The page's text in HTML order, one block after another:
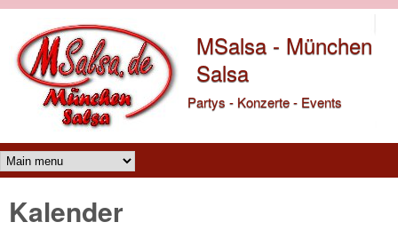
MSalsa - München
Salsa
Partys - Konzerte - Events
Main menu
Kalender